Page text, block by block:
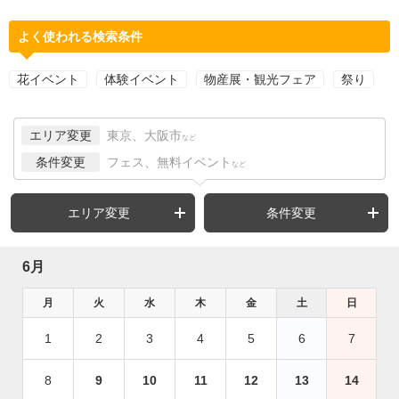
よく使われる検索条件
花イベント 体験イベント 物産展・観光フェア 祭り
エリア変更 東京、大阪市 など
条件変更 フェス、無料イベント など
エリア変更 条件変更
6月
月 火 水 木 金 土 日
1 2 3 4 5 6 7
8 9 10 11 12 13 14